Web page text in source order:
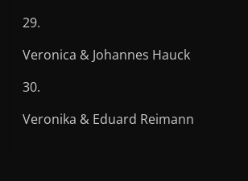
29.
Veronica & Johannes Hauck
30.
Veronika & Eduard Reimann